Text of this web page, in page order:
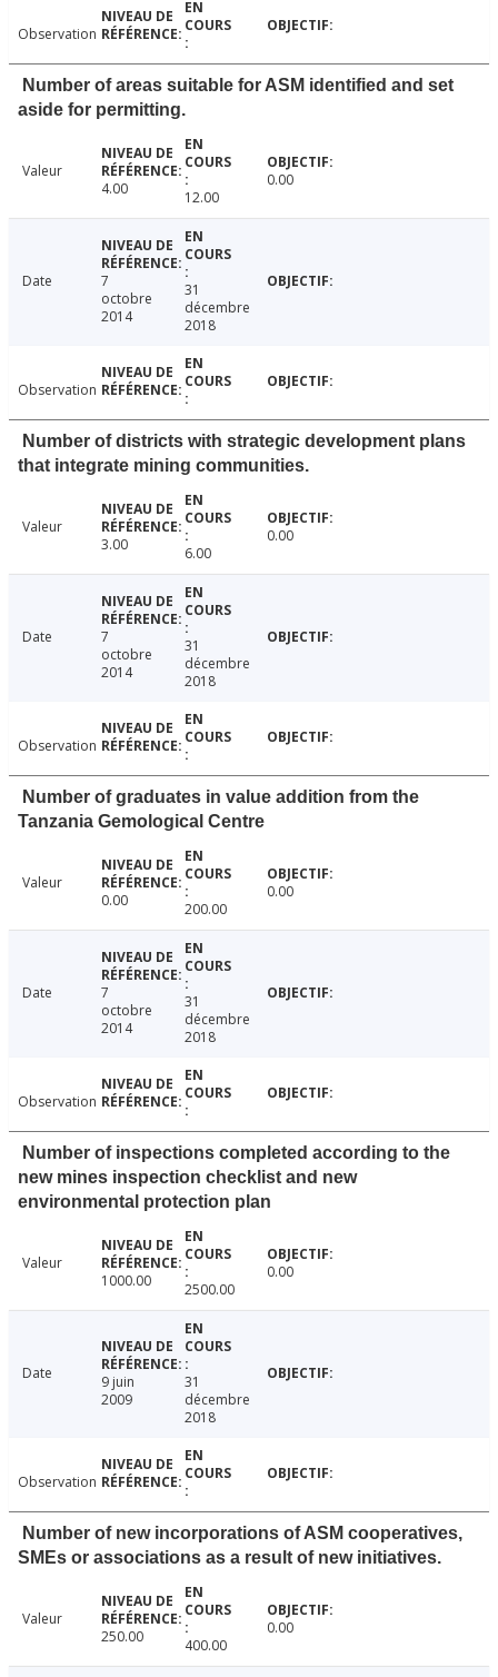
Observation
Number of areas suitable for ASM identified and set
aside for permitting.
Valeur
4.00
12.00
0.00
Date
7
octobre
2014
31
décembre
2018
Observation
Number of districts with strategic development plans
that integrate mining communities.
Valeur
3.00
6.00
0.00
Date
7
octobre
2014
31
décembre
2018
Observation
Number of graduates in value addition from the
Tanzania Gemological Centre
Valeur
0.00
200.00
0.00
Date
7
octobre
2014
31
décembre
2018
Observation
Number of inspections completed according to the
new mines inspection checklist and new
environmental protection plan
Valeur
1000.00
2500.00
0.00
Date
9 juin
2009
31
décembre
2018
Observation
Number of new incorporations of ASM cooperatives,
SMEs or associations as a result of new initiatives.
Valeur
250.00
400.00
0.00